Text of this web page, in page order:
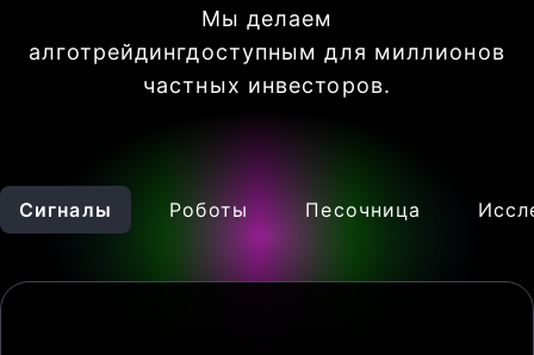
Мы делаем
алготрейдингдоступным для миллионов
частных инвесторов.
Сигналы Роботы Песочница